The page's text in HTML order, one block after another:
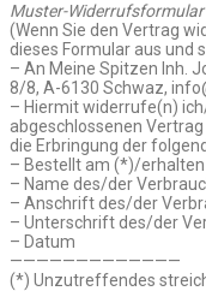
Muster-Widerrufsformular
(Wenn Sie den Vertrag
dieses Formular aus und
– An Meine Spitzen Inh.
8/8, A-6130 Schwaz,
– Hiermit widerrufe(n)
abgeschlossenen
die Erbringung der
– Bestellt am (*)/
– Name des/der
– Anschrift des/der
– Unterschrift des/der
– Datum
—————————————
(*) Unzutreffendes